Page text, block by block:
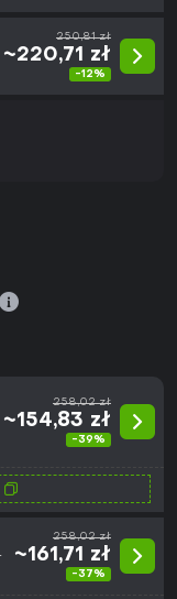
250,81 zł
~220,71 zł
-12%
258,02 zł
~154,83 zł
-39%
258,02 zł
~161,71 zł
-37%